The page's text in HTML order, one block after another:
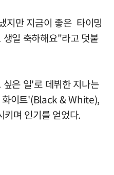
지만 지금이 좋은 타이밍
일 축하해요"라고 덧붙
은 일'로 데뷔한 지나는
화이트'(Black & White),
며 인기를 얻었다.